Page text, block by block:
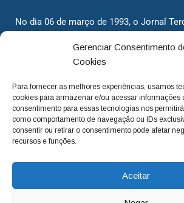
Gerenciar Consentimento
Cookies
Para fornecer as melhores experiências, usamos
cookies para armazenar e/ou acessar informações
consentimento para essas tecnologias nos
como comportamento de navegação ou IDs
consentir ou retirar o consentimento pode afetar
recursos e funções.
Aceitar
No dia 06 de março de 1993, o Jornal
cidadãos valinhenses, já que naquela
dois jornais. Há mais de 30 anos, o jornal
com o foco de trazer as melhores
deixamos de lado as necessidades do
questionando os órgãos públicos em
para a cidade e sempre cobrando
adm@jtv.com.br (19)